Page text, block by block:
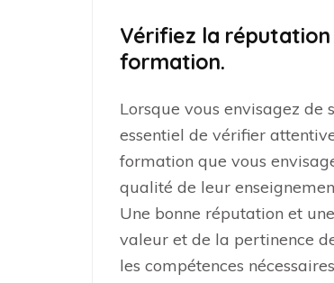
Vérifiez la réputation
formation.
Lorsque vous envisagez
essentiel de vérifier
formation que vous
qualité de leur
Une bonne réputation et
valeur et de la pertinence
les compétences